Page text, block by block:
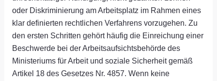
oder Diskriminierung am Arbeitsplatz im Rahmen eines
klar definierten rechtlichen Verfahrens vorzugehen. Zu
den ersten Schritten gehört häufig die Einreichung einer
Beschwerde bei der Arbeitsaufsichtsbehörde des
Ministeriums für Arbeit und soziale Sicherheit gemäß
Artikel 18 des Gesetzes Nr. 4857. Wenn keine